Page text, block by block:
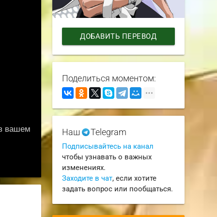
ДОБАВИТЬ ПЕРЕВОД
Поделиться моментом:
Наш Telegram
Подписывайтесь на канал
чтобы узнавать о важных
изменениях.
Заходите в чат, если хотите
задать вопрос или пообщаться.